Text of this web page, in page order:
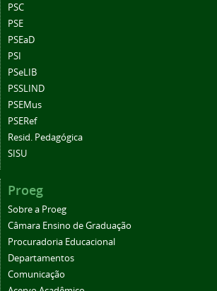
PSC
PSE
PSEaD
PSI
PSeLIB
PSSLIND
PSEMus
PSERef
Resid. Pedagógica
SISU
Proeg
Sobre a Proeg
Câmara Ensino de Graduação
Procuradoria Educacional
Departamentos
Comunicação